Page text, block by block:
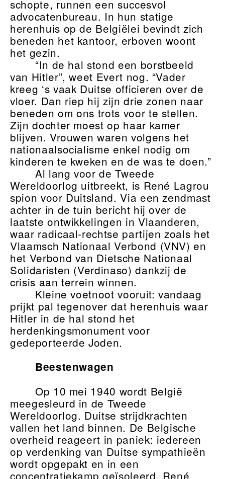
schopte, runnen een succesvol
advocatenbureau. In hun statige
herenhuis op de Belgiëlei bevindt zich
beneden het kantoor, erboven woont
het gezin.
“In de hal stond een borstbeeld
van Hitler”, weet Evert nog. “Vader
kreeg ‘s vaak Duitse officieren over de
vloer. Dan riep hij zijn drie zonen naar
beneden om ons trots voor te stellen.
Zijn dochter moest op haar kamer
blijven. Vrouwen waren volgens het
nationaalsocialisme enkel nodig om
kinderen te kweken en de was te doen.”
Al lang voor de Tweede
Wereldoorlog uitbreekt, is René Lagrou
spion voor Duitsland. Via een zendmast
achter in de tuin bericht hij over de
laatste ontwikkelingen in Vlaanderen,
waar radicaal-rechtse partijen zoals het
Vlaamsch Nationaal Verbond (VNV) en
het Verbond van Dietsche Nationaal
Solidaristen (Verdinaso) dankzij de
crisis aan terrein winnen.
Kleine voetnoot vooruit: vandaag
prijkt pal tegenover dat herenhuis waar
Hitler in de hal stond het
herdenkingsmonument voor
gedeporteerde Joden.
Beestenwagen
Op 10 mei 1940 wordt België
meegesleurd in de Tweede
Wereldoorlog. Duitse strijdkrachten
vallen het land binnen. De Belgische
overheid reageert in paniek: iedereen
op verdenking van Duitse sympathieën
wordt opgepakt en in een
concentratiekamp geïsoleerd. René